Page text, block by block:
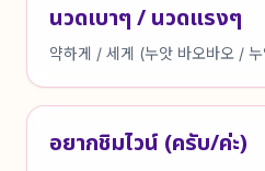
นวดเบาๆ / นวดแรงๆ
약하게 / 세게 (누앗 바오바오 /
อยากชิมไวน์ (ครับ/ค่ะ)